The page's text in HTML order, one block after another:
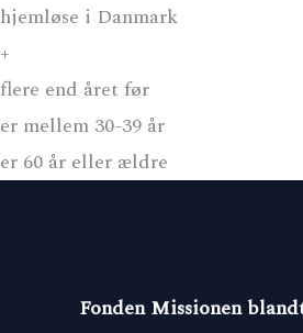
hjemløse i Danmark
+
flere end året før
er mellem 30-39 år
er 60 år eller ældre
Fonden Missionen